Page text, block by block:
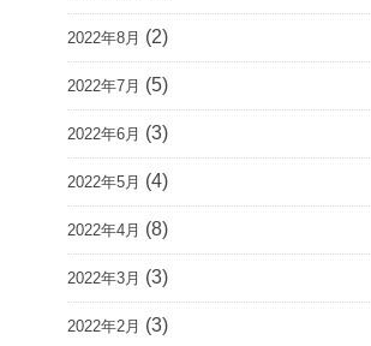
2022年8月 (2)
2022年7月 (5)
2022年6月 (3)
2022年5月 (4)
2022年4月 (8)
2022年3月 (3)
2022年2月 (3)